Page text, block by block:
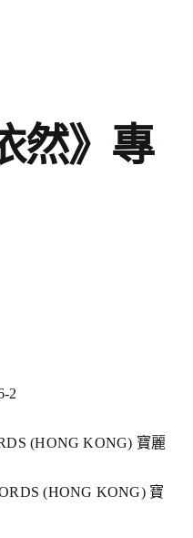
然》專
2
(HONG KONG) 寶麗
(HONG KONG) 寶